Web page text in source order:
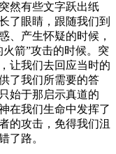
然有些文字跃出纸
了眼睛，跟随我们到
、产生怀疑的时候，
箭”攻击的时候。突
让我们去回应当时的
了我们所需要的答
始于那启示真道的
在我们生命中发挥了
的攻击，免得我们沮
了路。